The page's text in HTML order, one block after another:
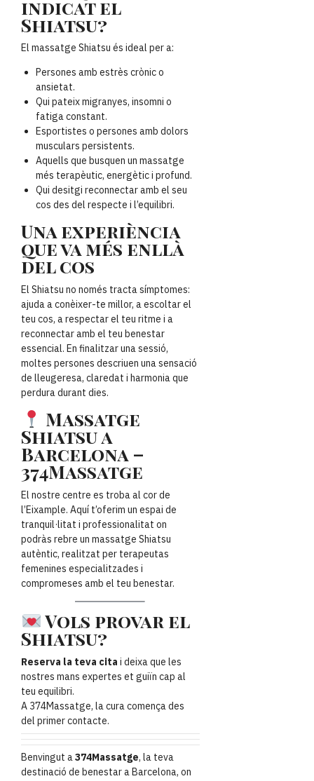
indicat el
Shiatsu?
El massatge Shiatsu és ideal per a:
Persones amb estrès crònic o
ansietat.
Qui pateix migranyes, insomni o
fatiga constant.
Esportistes o persones amb dolors
musculars persistents.
Aquells que busquen un massatge
més terapèutic, energètic i profund.
Qui desitgi reconnectar amb el seu
cos des del respecte i l’equilibri.
Una experiència
que va més enllà
del cos
El Shiatsu no només tracta símptomes:
ajuda a conèixer-te millor, a escoltar el
teu cos, a respectar el teu ritme i a
reconnectar amb el teu benestar
essencial. En finalitzar una sessió,
moltes persones descriuen una sensació
de lleugeresa, claredat i harmonia que
perdura durant dies.
Massatge
Shiatsu a
Barcelona –
374Massatge
El nostre centre es troba al cor de
l’Eixample. Aquí t’oferim un espai de
tranquil·litat i professionalitat on
podràs rebre un massatge Shiatsu
autèntic, realitzat per terapeutas
femenines especialitzades i
compromeses amb el teu benestar.
Vols provar el
Shiatsu?
Reserva la teva cita i deixa que les
nostres mans expertes et guiïn cap al
teu equilibri.
A 374Massatge, la cura comença des
del primer contacte.
Benvingut a374Massatge, la teva
destinació de benestar a Barcelona, on